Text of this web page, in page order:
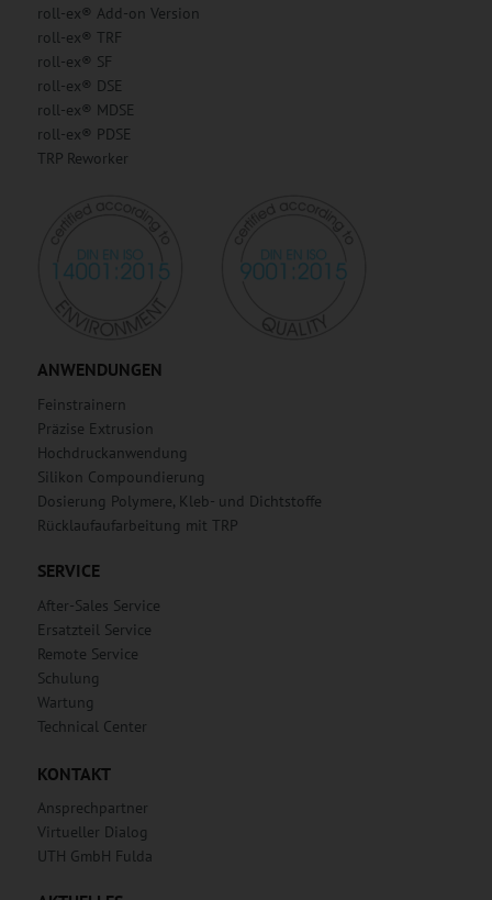
roll-ex® Add-on Version
roll-ex® TRF
roll-ex® SF
roll-ex® DSE
roll-ex® MDSE
roll-ex® PDSE
TRP Reworker
ANWENDUNGEN
Feinstrainern
Präzise Extrusion
Hochdruckanwendung
Silikon Compoundierung
Dosierung Polymere, Kleb- und Dichtstoffe
Rücklaufaufarbeitung mit TRP
SERVICE
After-Sales Service
Ersatzteil Service
Remote Service
Schulung
Wartung
Technical Center
KONTAKT
Ansprechpartner
Virtueller Dialog
UTH GmbH Fulda